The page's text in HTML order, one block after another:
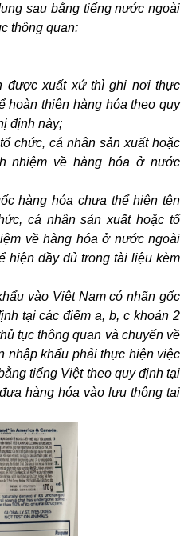
sau bằng tiếng nước ngoài
thông quan:
được xuất xứ thì ghi nơi thực
hoàn thiện hàng hóa theo quy
định này;
chức, cá nhân sản xuất hoặc
nhiệm về hàng hóa ở nước
hàng hóa chưa thể hiện tên
cá nhân sản xuất hoặc tổ
về hàng hóa ở nước ngoài
hiện đầy đủ trong tài liệu kèm
vào Việt Nam có nhãn gốc
tại các điểm a, b, c khoản 2
tục thông quan và chuyển về
nhập khẩu phải thực hiện việc
tiếng Việt theo quy định tại
hàng hóa vào lưu thông tại